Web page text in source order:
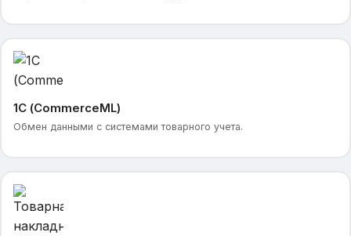
1С (CommerceML)
Обмен данными с системами товарного учета.